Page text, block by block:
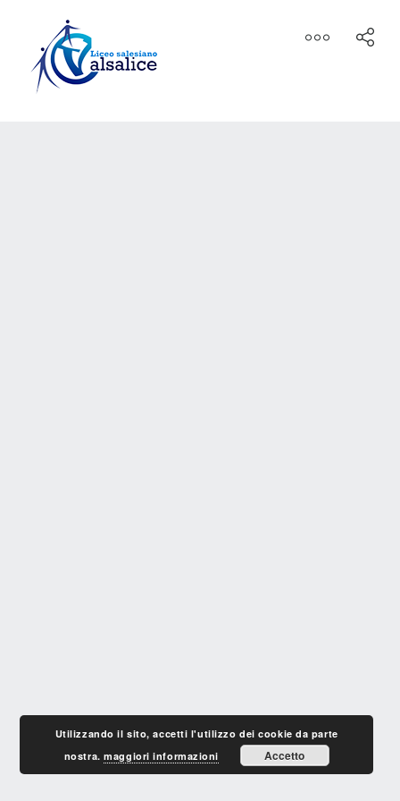
Utilizzando il sito, accetti l'utilizzo dei cookie da parte
nostra.maggiori informazioni Accetto